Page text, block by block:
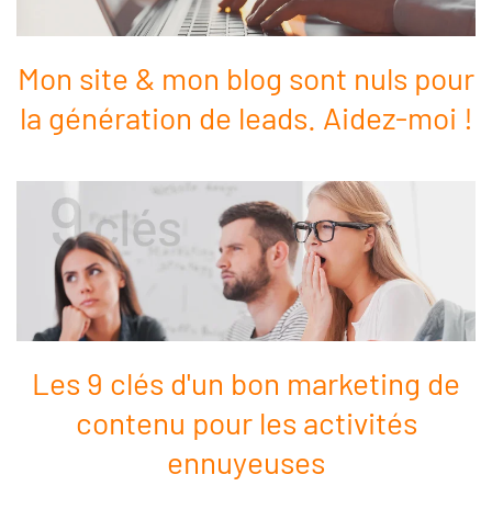
Mon site & mon blog sont nuls pour
la génération de leads. Aidez-moi !
Les 9 clés d'un bon marketing de
contenu pour les activités
ennuyeuses